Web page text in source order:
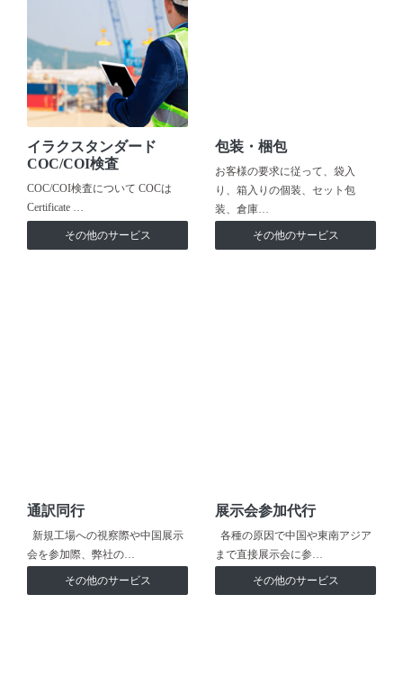
イラクスタンダード
COC/COI検査
COC/COI検査について COCは
Certificate …
その他のサービス
包装・梱包
お客様の要求に従って、袋入
り、箱入りの個装、セット包
装、倉庫…
その他のサービス
通訳同行
新規工場への視察際や中国展示
会を参加際、弊社の…
その他のサービス
展示会参加代行
各種の原因で中国や東南アジア
まで直接展示会に参…
その他のサービス